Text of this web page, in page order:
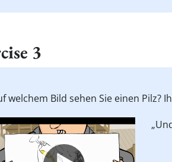
3
welchem Bild sehen Sie einen